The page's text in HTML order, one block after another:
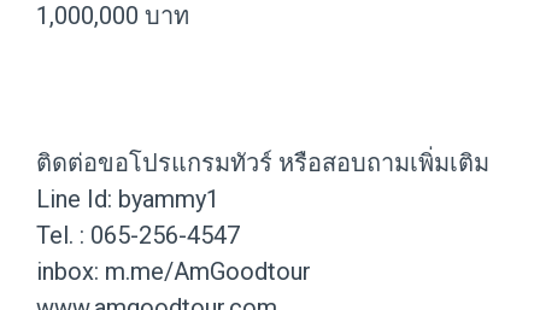
1,000,000 บาท
ติดต่อขอโปรแกรมทัวร์ หรือสอบถามเพิ่มเติม
Line Id: byammy1
Tel. : 065-256-4547
inbox: m.me/AmGoodtour